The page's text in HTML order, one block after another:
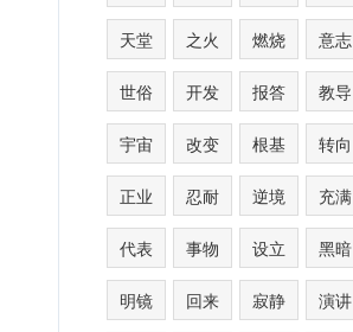
天堂 之火 燃烧 意志
世俗 开发 报答 教导
宇宙 改变 根基 转向
正业 忍耐 逆境 充满
代表 事物 设立 黑暗
明镜 回来 寂静 演讲